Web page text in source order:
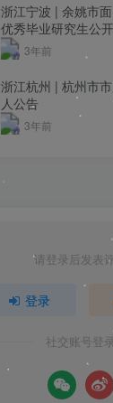
浙江宁波 | 余姚市
优秀毕业研究生公
管理干部培养人选30
3年前
浙江杭州 | 杭州市
人公告
3年前
请登录后发表
登录
社交账号登